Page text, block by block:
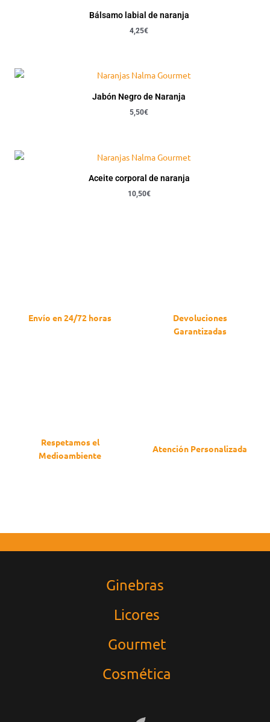
Bálsamo labial de naranja
4,25€
Jabón Negro de Naranja
5,50€
Aceite corporal de naranja
10,50€
Envío en 24/72 horas
Devoluciones
Garantizadas
Respetamos el
Medioambiente​
Atención Personalizada​
Ginebras
Licores
Gourmet
Cosmética